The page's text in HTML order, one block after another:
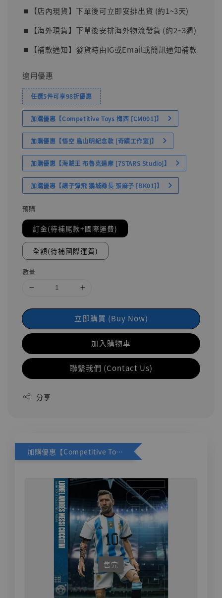
⏹︎【店內現貨】下單後可立即安排出貨 (約1~3天)
⏹︎【海外現貨】下單後安排海外物流發貨 (約2~3週)
⏹︎【補款通知】發貨時由IG或Email或簡訊通知補款
適用優惠
任選5件可享98折優惠
加購優惠【Competitive Toys 梅西 [CM001]】
加購優惠【悟空 鳥山明紀念款 [奇蹟工作室]】
加購優惠【海賊王 布魯克達摩 [7STARS Studio]】
加購優惠【讓子彈飛 鵝城縣長 張麻子 [BK01]】
預購
訂金(待補尾款+國際運費)
全額(待補國際運費)
數量
立即購買 (Buy Now)
加入購物車
聯繫我們 (Contact Us)
分享
加購優惠【Competitive Toys 梅西 [CM001]】
售完